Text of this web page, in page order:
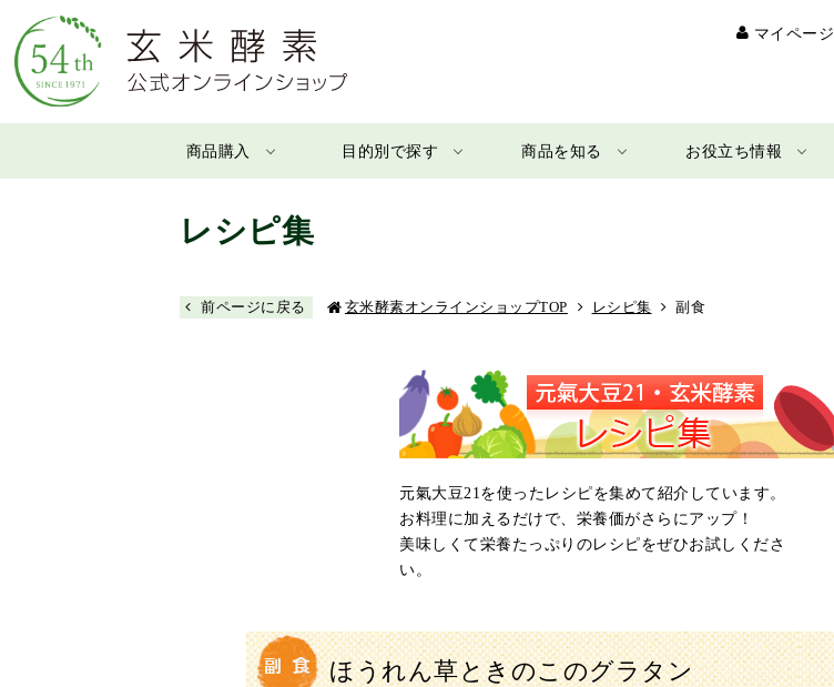
マイページ
商品購入 目的別で探す 商品を知る お役立ち情報
レシピ集
前ページに戻る 玄米酵素オンラインショップTOP レシピ集 副食
元氣大豆21を使ったレシピを集めて紹介しています。
お料理に加えるだけで、栄養価がさらにアップ！
美味しくて栄養たっぷりのレシピをぜひお試しくださ
い。
ほうれん草ときのこのグラタン